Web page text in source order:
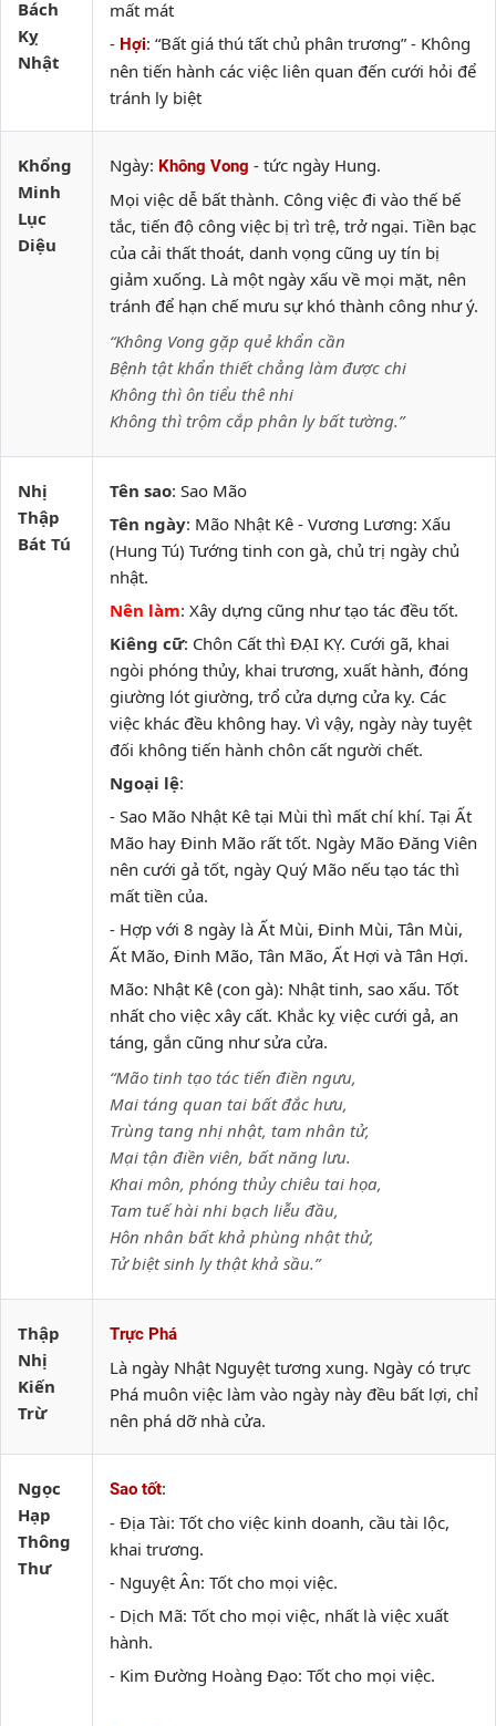
Bách
Kỵ
Nhật
mất mát
- Hợi: “Bất giá thú tất chủ phân trương” - Không
nên tiến hành các việc liên quan đến cưới hỏi để
tránh ly biệt
Khổng
Minh
Lục
Diệu
Ngày: Không Vong - tức ngày Hung.
Mọi việc dễ bất thành. Công việc đi vào thế bế
tắc, tiến độ công việc bị trì trệ, trở ngại. Tiền bạc
của cải thất thoát, danh vọng cũng uy tín bị
giảm xuống. Là một ngày xấu về mọi mặt, nên
tránh để hạn chế mưu sự khó thành công như ý.
“Không Vong gặp quẻ khẩn cần
Bệnh tật khẩn thiết chẳng làm được chi
Không thì ôn tiểu thê nhi
Không thì trộm cắp phân ly bất tường.”
Nhị
Thập
Bát Tú
Tên sao: Sao Mão
Tên ngày: Mão Nhật Kê - Vương Lương: Xấu
(Hung Tú) Tướng tinh con gà, chủ trị ngày chủ
nhật.
Nên làm: Xây dựng cũng như tạo tác đều tốt.
Kiêng cữ: Chôn Cất thì ĐẠI KỴ. Cưới gã, khai
ngòi phóng thủy, khai trương, xuất hành, đóng
giường lót giường, trổ cửa dựng cửa kỵ. Các
việc khác đều không hay. Vì vậy, ngày này tuyệt
đối không tiến hành chôn cất người chết.
Ngoại lệ:
- Sao Mão Nhật Kê tại Mùi thì mất chí khí. Tại Ất
Mão hay Đinh Mão rất tốt. Ngày Mão Đăng Viên
nên cưới gả tốt, ngày Quý Mão nếu tạo tác thì
mất tiền của.
- Hợp với 8 ngày là Ất Mùi, Đinh Mùi, Tân Mùi,
Ất Mão, Đinh Mão, Tân Mão, Ất Hợi và Tân Hợi.
Mão: Nhật Kê (con gà): Nhật tinh, sao xấu. Tốt
nhất cho việc xây cất. Khắc kỵ việc cưới gả, an
táng, gắn cũng như sửa cửa.
“Mão tinh tạo tác tiến điền ngưu,
Mai táng quan tai bất đắc hưu,
Trùng tang nhị nhật, tam nhân tử,
Mại tận điền viên, bất năng lưu.
Khai môn, phóng thủy chiêu tai họa,
Tam tuế hài nhi bạch liễu đầu,
Hôn nhân bất khả phùng nhật thử,
Tử biệt sinh ly thật khả sầu.”
Thập
Nhị
Kiến
Trừ
Trực Phá
Là ngày Nhật Nguyệt tương xung. Ngày có trực
Phá muôn việc làm vào ngày này đều bất lợi, chỉ
nên phá dỡ nhà cửa.
Ngọc
Hạp
Thông
Thư
Sao tốt:
- Địa Tài: Tốt cho việc kinh doanh, cầu tài lộc,
khai trương.
- Nguyệt Ân: Tốt cho mọi việc.
- Dịch Mã: Tốt cho mọi việc, nhất là việc xuất
hành.
- Kim Đường Hoàng Đạo: Tốt cho mọi việc.